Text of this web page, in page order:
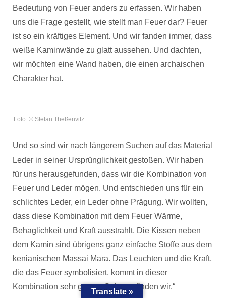
Bedeutung von Feuer anders zu erfassen. Wir haben
uns die Frage gestellt, wie stellt man Feuer dar? Feuer
ist so ein kräftiges Element. Und wir fanden immer, dass
weiße Kaminwände zu glatt aussehen. Und dachten,
wir möchten eine Wand haben, die einen archaischen
Charakter hat.
Foto: © Stefan Theßenvitz
Und so sind wir nach längerem Suchen auf das Material
Leder in seiner Ursprünglichkeit gestoßen. Wir haben
für uns herausgefunden, dass wir die Kombination von
Feuer und Leder mögen. Und entschieden uns für ein
schlichtes Leder, ein Leder ohne Prägung. Wir wollten,
dass diese Kombination mit dem Feuer Wärme,
Behaglichkeit und Kraft ausstrahlt. Die Kissen neben
dem Kamin sind übrigens ganz einfache Stoffe aus dem
kenianischen Massai Mara. Das Leuchten und die Kraft,
die das Feuer symbolisiert, kommt in dieser
Kombination sehr gut zur Geltung, finden wir.“
Translate »